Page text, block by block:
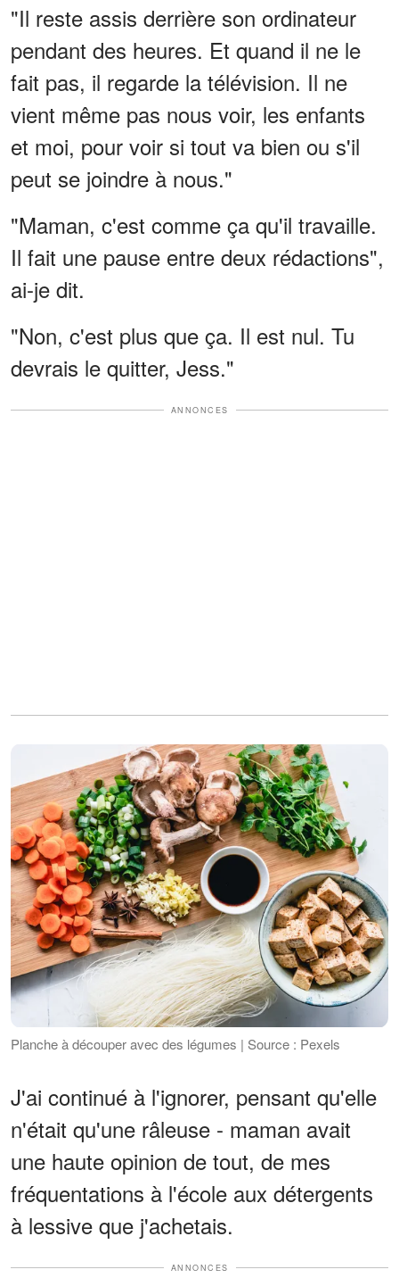
"Il reste assis derrière son ordinateur
pendant des heures. Et quand il ne le
fait pas, il regarde la télévision. Il ne
vient même pas nous voir, les enfants
et moi, pour voir si tout va bien ou s'il
peut se joindre à nous."
"Maman, c'est comme ça qu'il travaille.
Il fait une pause entre deux rédactions",
ai-je dit.
"Non, c'est plus que ça. Il est nul. Tu
devrais le quitter, Jess."
ANNONCES
Planche à découper avec des légumes | Source : Pexels
J'ai continué à l'ignorer, pensant qu'elle
n'était qu'une râleuse - maman avait
une haute opinion de tout, de mes
fréquentations à l'école aux détergents
à lessive que j'achetais.
ANNONCES